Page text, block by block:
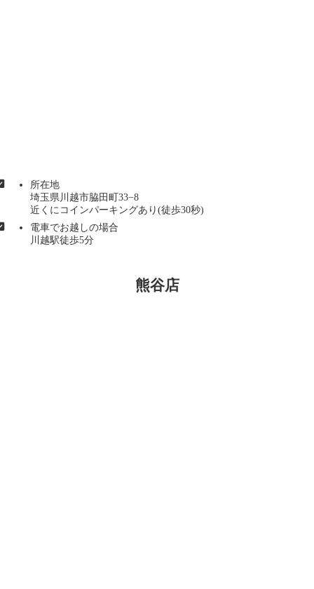
所在地
埼玉県川越市脇田町33−8
近くにコインパーキングあり(徒歩30秒)
電車でお越しの場合
川越駅徒歩5分
熊谷店